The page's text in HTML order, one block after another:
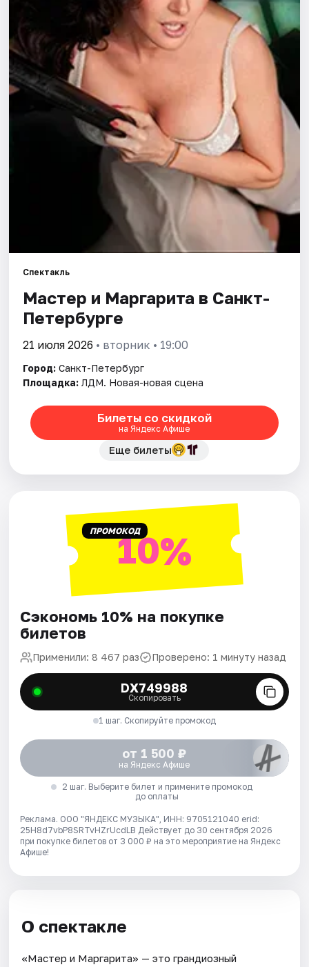
Города
Площадки
Артисты
Спектакль
Мастер и Маргарита в Санкт-
Петербурге
21 июля 2026 • вторник • 19:00
Город: Санкт-Петербург
Площадка: ЛДМ. Новая-новая сцена
Билеты со скидкой
на Яндекс Афише
Еще билеты
ПРОМОКОД10%
Сэкономь 10% на покупке
билетов
Применили: 8 467 раз Проверено: 1 минуту назад
DX749988
Скопировать
1 шаг. Скопируйте промокод
от 1 500 ₽
на Яндекс Афише
2 шаг. Выберите билет и примените промокод
до оплаты
Реклама. ООО "ЯНДЕКС МУЗЫКА", ИНН: 9705121040 erid:
25H8d7vbP8SRTvHZrUcdLB Действует до 30 сентября 2026
при покупке билетов от 3 000 ₽ на это мероприятие на Яндекс
Афише!
О спектакле
«Мастер и Маргарита» — это грандиозный